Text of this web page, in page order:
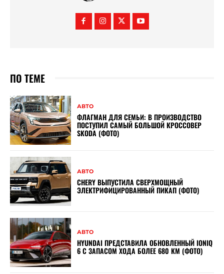
ПО ТЕМЕ
АВТО
ФЛАГМАН ДЛЯ СЕМЬИ: В ПРОИЗВОДСТВО
ПОСТУПИЛ САМЫЙ БОЛЬШОЙ КРОССОВЕР
SKODA (ФОТО)
АВТО
CHERY ВЫПУСТИЛА СВЕРХМОЩНЫЙ
ЭЛЕКТРИФИЦИРОВАННЫЙ ПИКАП (ФОТО)
АВТО
HYUNDAI ПРЕДСТАВИЛА ОБНОВЛЕННЫЙ IONIQ
6 С ЗАПАСОМ ХОДА БОЛЕЕ 680 КМ (ФОТО)